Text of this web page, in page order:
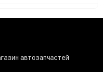
автозапчастей